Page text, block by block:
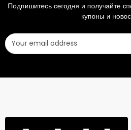
Подпишитесь сегодня и получайте
купоны и